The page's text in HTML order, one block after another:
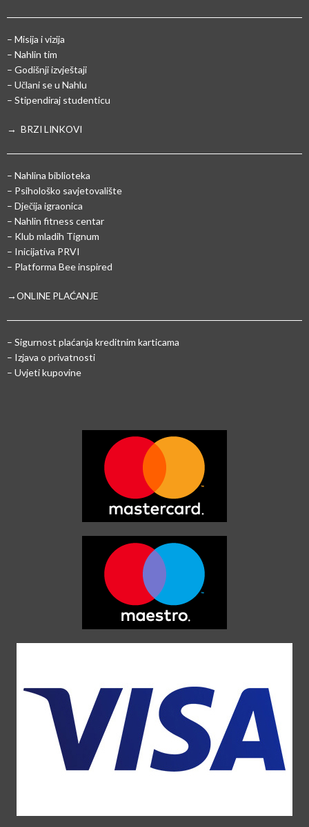
– Misija i vizija
– Nahlin tim
– Godišnji izvještaji
– Učlani se u Nahlu
– Stipendiraj studenticu
→ BRZI LINKOVI
– Nahlina biblioteka
– Psihološko savjetovalište
– Dječija igraonica
– Nahlin fitness centar
– Klub mladih Tignum
– Inicijativa PRVI
– Platforma Bee inspired
→ONLINE PLAĆANJE
– Sigurnost plaćanja kreditnim karticama
– Izjava o privatnosti
– Uvjeti kupovine